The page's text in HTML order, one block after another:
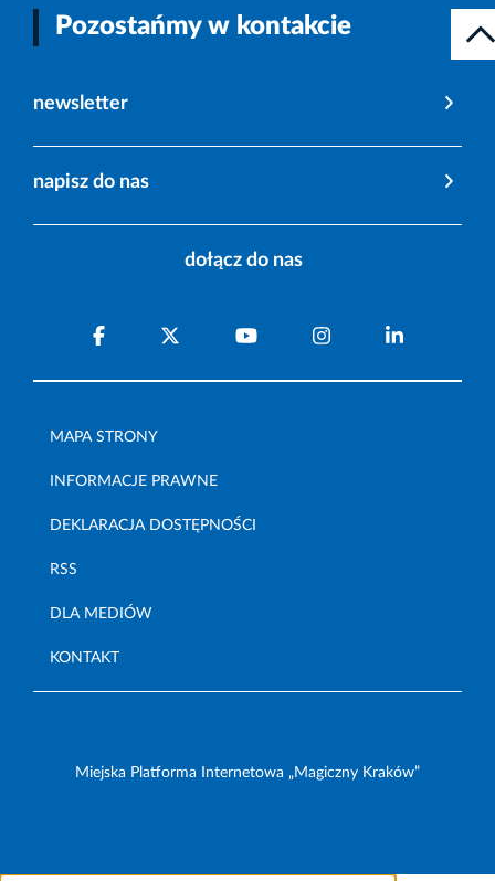
Pozostańmy w kontakcie
newsletter
napisz do nas
dołącz do nas
MAPA STRONY
INFORMACJE PRAWNE
DEKLARACJA DOSTĘPNOŚCI
RSS
DLA MEDIÓW
KONTAKT
Miejska Platforma Internetowa „Magiczny Kraków”